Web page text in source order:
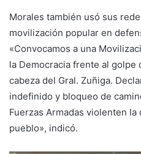
Morales también usó sus
movilización popular en
«Convocamos a una
la Democracia frente al golpe
cabeza del Gral. Zuñiga.
indefinido y bloqueo de
Fuerzas Armadas violenten
pueblo», indicó.